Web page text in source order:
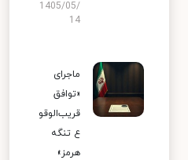
1405/05/
14
ماجرای
«توافق
قریب‌الوقو
ع تنگه
هرمز»